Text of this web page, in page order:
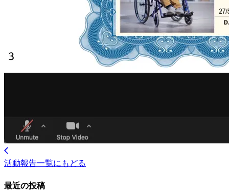
活動報告一覧にもどる
最近の投稿